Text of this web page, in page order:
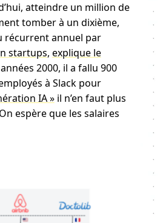
atteindre un million de
tomber à un dixième,
récurrent annuel par
startups, explique le
2000, il a fallu 900
à Slack pour
IA »il n’en faut plus
espère que les salaires